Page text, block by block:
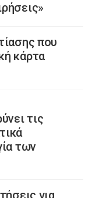
που
κάρτα
τις
των
για